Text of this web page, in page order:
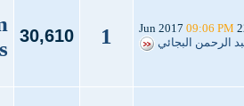
22
09:06 PM
الرحمن البجائي
1
30,610